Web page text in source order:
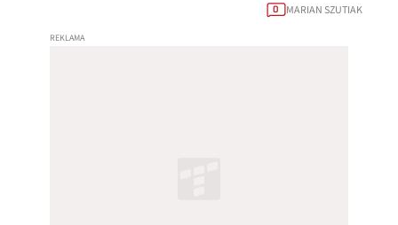
0 MARIAN SZUTIAK